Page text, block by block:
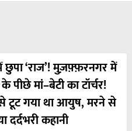
छुपा ‘राज’! मुज़फ़्फ़रनगर में
पीछे मां–बेटी का टॉर्चर!
टूट गया था आयुष, मरने से
कहानी